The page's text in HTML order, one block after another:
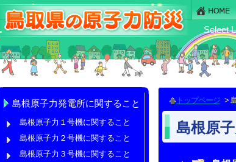
Select
島根原子力発電所に関すること
島根原子力１号機に関すること
島根原子力２号機に関すること
島根原子力３号機に関すること
トップページ >
島根原